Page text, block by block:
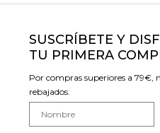
SUSCRÍBETE Y
TU PRIMERA
Por compras superiores a 79€,
rebajados.